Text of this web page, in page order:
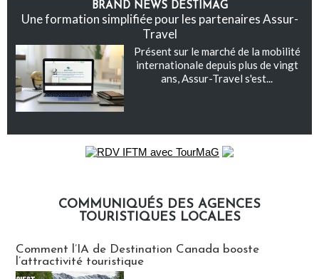
BRAND NEWS DESTIMAG
Une formation simplifiée pour les partenaires Assur-
Travel
Présent sur le marché de la mobilité
internationale depuis plus de vingt
ans, Assur-Travel s'est...
COMMUNIQUÉS DES AGENCES
TOURISTIQUES LOCALES
Comment l’IA de Destination Canada booste
l’attractivité touristique